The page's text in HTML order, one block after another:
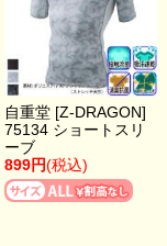
自重堂 [Z-DRAGON]
75134 ショートスリ
ーブ
899円(税込)